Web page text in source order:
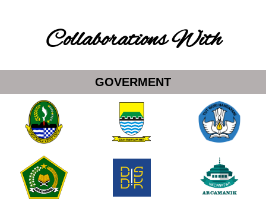
Collaborations With
GOVERMENT